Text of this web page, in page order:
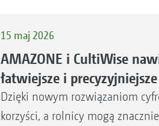
15 maj 2026
AMAZONE i CultiWise
łatwiejsze i precyzyjniejsze
Dzięki nowym rozwiązaniom
korzyści, a rolnicy mogą